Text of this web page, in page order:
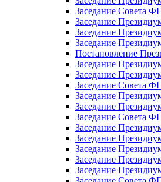
Заседание Совета
Заседание
Заседание
Заседание
Постановление
Заседание
Заседание
Заседание Совета
Заседание
Заседание
Заседание Совета
Заседание
Заседание
Заседание
Заседание
Заседание